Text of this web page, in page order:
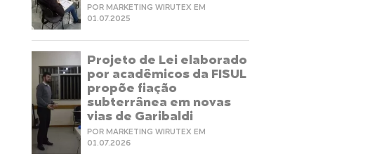
POR MARKETING WIRUTEX EM
01.07.2025
Projeto de Lei elaborado
por acadêmicos da FISUL
propõe fiação
subterrânea em novas
vias de Garibaldi
POR MARKETING WIRUTEX EM
01.07.2026